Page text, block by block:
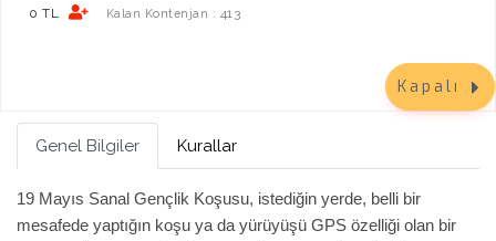
0 TL Kalan Kontenjan : 413
Kapalı
Genel Bilgiler Kurallar
19 Mayıs Sanal Gençlik Koşusu, istediğin yerde, belli bir
mesafede yaptığın koşu ya da yürüyüşü GPS özelliği olan bir